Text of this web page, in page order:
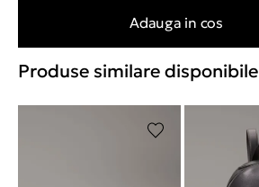
Adauga in cos
Produse similare disponibile